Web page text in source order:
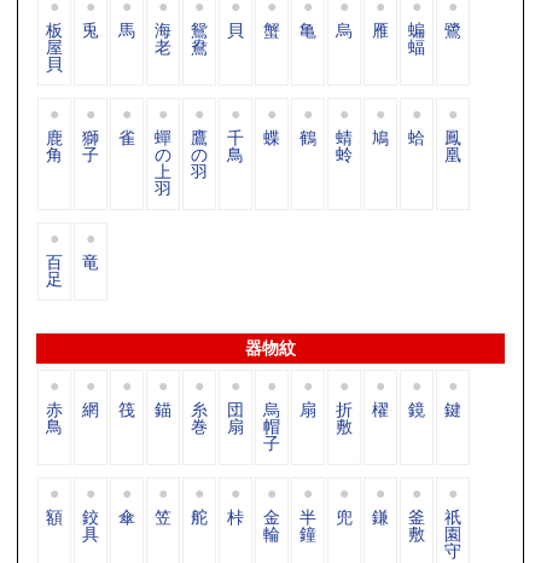
板
屋
貝
兎 馬 海
老
鴛
鴦
貝 蟹 亀 烏 雁 蝙
蝠
鷺
鹿
角
獅
子
雀 蟬
の
上
羽
鷹
の
羽
千
鳥
蝶 鶴 蜻
蛉
鳩 蛤 鳳
凰
百
足
竜
器物紋
赤
鳥
網 筏 錨 糸
巻
団
扇
烏
帽
子
扇 折
敷
櫂 鏡 鍵
額 鉸
具
傘 笠 舵 桛 金
輪
半
鐘
兜 鎌 釜
敷
祇
園
守